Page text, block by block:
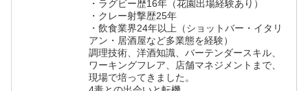
・ラグビー歴16年（花園出場経験あり）
・クレー射撃歴25年
・飲食業界24年以上（ショットバー・イタリ
アン・居酒屋など多業態を経験）
調理技術、洋酒知識、バーテンダースキル、
ワーキングフレア、店舗マネジメントまで、
現場で培ってきました。